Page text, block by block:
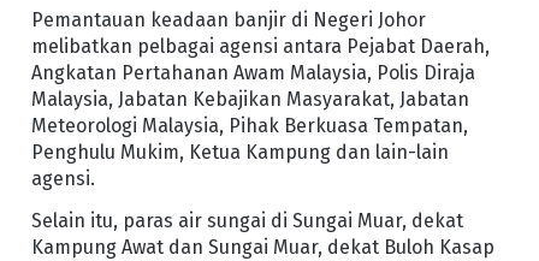
Pemantauan keadaan banjir di Negeri Johor
melibatkan pelbagai agensi antara Pejabat Daerah,
Angkatan Pertahanan Awam Malaysia, Polis Diraja
Malaysia, Jabatan Kebajikan Masyarakat, Jabatan
Meteorologi Malaysia, Pihak Berkuasa Tempatan,
Penghulu Mukim, Ketua Kampung dan lain-lain
agensi.
Selain itu, paras air sungai di Sungai Muar, dekat
Kampung Awat dan Sungai Muar, dekat Buloh Kasap